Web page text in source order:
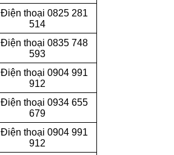
Điện thoại 0825 281
514
Điện thoại 0835 748
593
Điện thoại 0904 991
912
Điện thoại 0934 655
679
Điện thoại 0904 991
912